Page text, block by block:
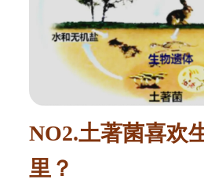
NO2.土著菌喜欢
里？